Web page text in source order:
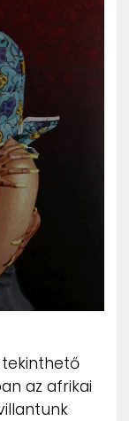
tekinthető
az afrikai